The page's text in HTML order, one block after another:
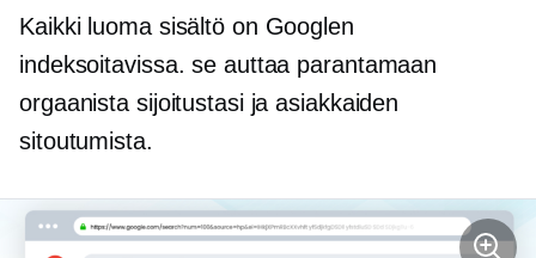
Kaikki luoma sisältö on Googlen
indeksoitavissa. se auttaa parantamaan
orgaanista sijoitustasi ja asiakkaiden
sitoutumista.